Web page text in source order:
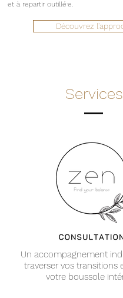
et à repartir outillé·e.
Découvrez
Services
Un accompagnement
traverser vos transitions
votre boussole